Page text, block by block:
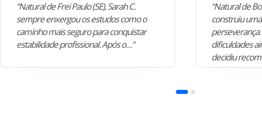
“Natural de Frei Paulo (SE), Sarah C.
sempre enxergou os estudos como o
caminho mais seguro para conquistar
estabilidade profissional. Após o…”
“Natural de
construiu
dificuldades
decidiu